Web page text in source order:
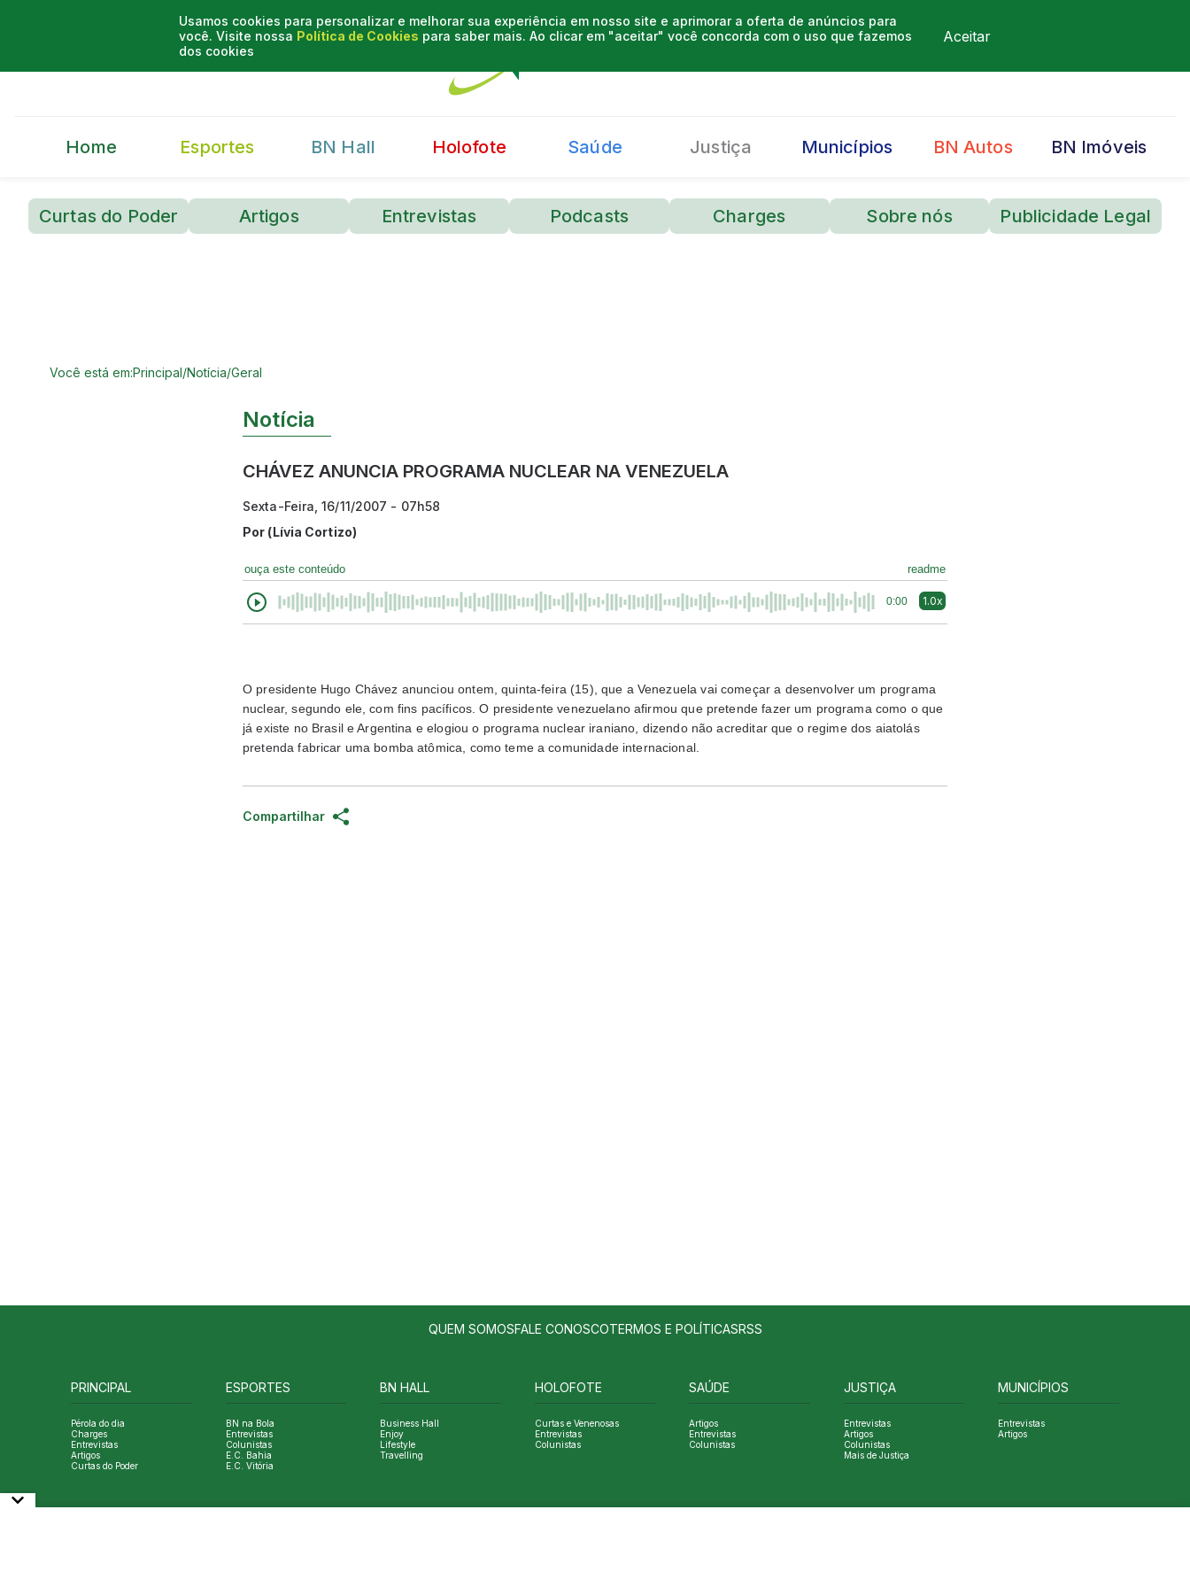
Usamos cookies para personalizar e melhorar sua experiência em nosso site e aprimorar a oferta de anúncios para
você. Visite nossa Política de Cookies para saber mais. Ao clicar em "aceitar" você concorda com o uso que fazemos
dos cookies
Aceitar
Home Esportes BN Hall Holofote Saúde Justiça Municípios BN Autos BN Imóveis
Curtas do Poder Artigos Entrevistas Podcasts Charges Sobre nós Publicidade Legal
Você está em:Principal/Notícia/Geral
Notícia
CHÁVEZ ANUNCIA PROGRAMA NUCLEAR NA VENEZUELA
Sexta-Feira, 16/11/2007 - 07h58
Por (Lívia Cortizo)
ouça este conteúdo readme
0:00 1.0x
O presidente Hugo Chávez anunciou ontem, quinta-feira (15), que a Venezuela vai começar a desenvolver um programa
nuclear, segundo ele, com fins pacíficos. O presidente venezuelano afirmou que pretende fazer um programa como o que
já existe no Brasil e Argentina e elogiou o programa nuclear iraniano, dizendo não acreditar que o regime dos aiatolás
pretenda fabricar uma bomba atômica, como teme a comunidade internacional.
Compartilhar
QUEM SOMOSFALE CONOSCOTERMOS E POLÍTICASRSS
PRINCIPAL
Pérola do dia
Charges
Entrevistas
Artigos
Curtas do Poder
ESPORTES
BN na Bola
Entrevistas
Colunistas
E.C. Bahia
E.C. Vitória
BN HALL
Business Hall
Enjoy
Lifestyle
Travelling
HOLOFOTE
Curtas e Venenosas
Entrevistas
Colunistas
SAÚDE
Artigos
Entrevistas
Colunistas
JUSTIÇA
Entrevistas
Artigos
Colunistas
Mais de Justiça
MUNICÍPIOS
Entrevistas
Artigos